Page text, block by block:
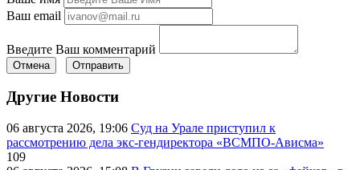
Ваш email
Введите Ваш комментарий
Отмена Отправить
Другие Новости
06 августа 2026, 19:06 Суд на Урале приступил к
рассмотрению дела экс-гендиректора «ВСМПО-Ависма»
109